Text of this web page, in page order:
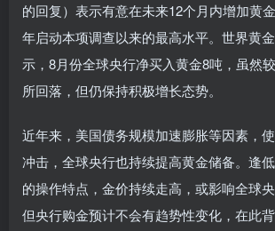
的回复）表示有意在未来12个月内增加黄
年启动本项调查以来的最高水平。世界黄
示，8月份全球央行净买入黄金8吨，虽然
所回落，但仍保持积极增长态势。
近年来，美国债务规模加速膨胀等因素，
冲击，全球央行也持续提高黄金储备。逢
的操作特点，金价持续走高，或影响全球
但央行购金预计不会有趋势性变化，在此